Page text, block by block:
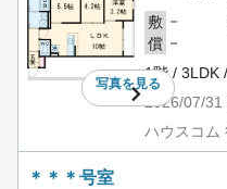
写真を見る
敷 －
償 －
1階 / 3LDK
2026/07/31
ハウスコム
＊＊＊号室